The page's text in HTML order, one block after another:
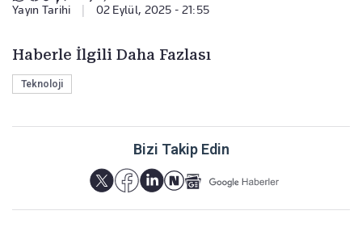
Yayın Tarihi 02 Eylül, 2025 - 21:55
Haberle İlgili Daha Fazlası
Teknoloji
Bizi Takip Edin